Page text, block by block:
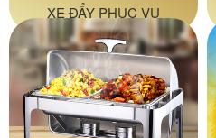
XE ĐẨY PHỤC VỤ